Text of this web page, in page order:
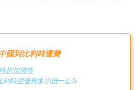
國到比利時運費
折扣價格
利時空運費多少錢一公斤